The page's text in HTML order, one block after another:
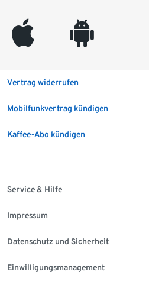
appleinc android
Vertrag widerrufen
Mobilfunkvertrag kündigen
Kaffee-Abo kündigen
Service & Hilfe
Impressum
Datenschutz und Sicherheit
Einwilligungsmanagement